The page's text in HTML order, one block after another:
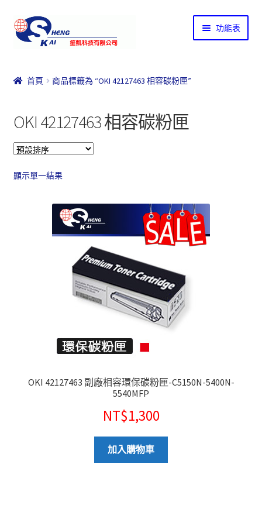
略
過
跳
至
功能表
購物說明
購物車
首頁 商品標籤為 “OKI 42127463 相容碳粉匣”
OKI 42127463 相容碳粉匣
顯示單一結果
OKI 42127463 副廠相容環保碳粉匣-C5150N-5400N-
5540MFP
NT$1,300
加入購物車